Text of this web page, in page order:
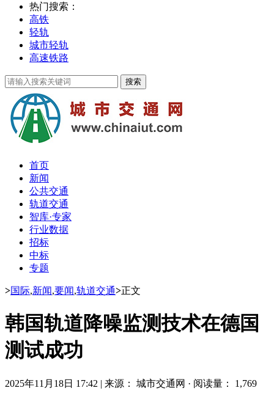
热门搜索：
高铁
轻轨
城市轻轨
高速铁路
首页
新闻
公共交通
轨道交通
智库·专家
行业数据
招标
中标
专题
>国际,新闻,要闻,轨道交通>正文
韩国轨道降噪监测技术在德国
测试成功
2025年11月18日 17:42 | 来源： 城市交通网 · 阅读量： 1,769